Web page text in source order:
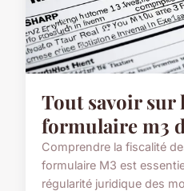
Tout savoir sur
formulaire m3
Comprendre la fiscalité
formulaire M3 est
régularité juridique des